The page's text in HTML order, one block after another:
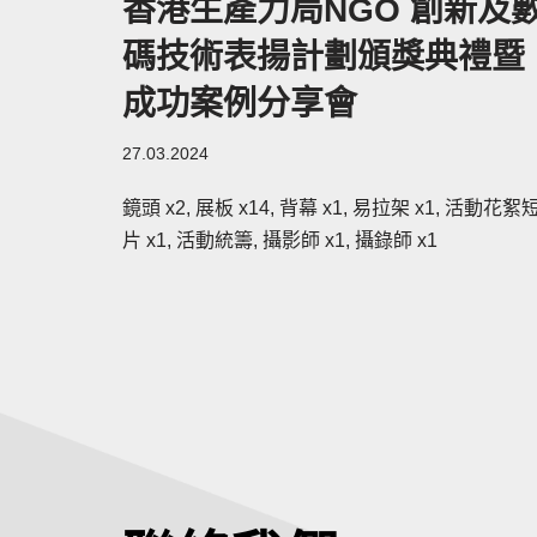
香港生產力局NGO 創新及
碼技術表揚計劃頒獎典禮暨
成功案例分享會
27.03.2024
鏡頭 x2, 展板 x14, 背幕 x1, 易拉架 x1, 活動花絮
片 x1, 活動統籌, 攝影師 x1, 攝錄師 x1